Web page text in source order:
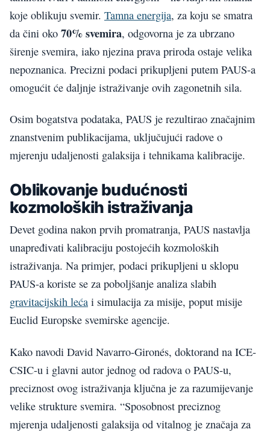
koje oblikuju svemir. Tamna energija, za koju se smatra
da čini oko 70% svemira, odgovorna je za ubrzano
širenje svemira, iako njezina prava priroda ostaje velika
nepoznanica. Precizni podaci prikupljeni putem PAUS-a
omogućit će daljnje istraživanje ovih zagonetnih sila.
Osim bogatstva podataka, PAUS je rezultirao značajnim
znanstvenim publikacijama, uključujući radove o
mjerenju udaljenosti galaksija i tehnikama kalibracije.
Oblikovanje budućnosti
kozmoloških istraživanja
Devet godina nakon prvih promatranja, PAUS nastavlja
unapređivati kalibraciju postojećih kozmoloških
istraživanja. Na primjer, podaci prikupljeni u sklopu
PAUS-a koriste se za poboljšanje analiza slabih
gravitacijskih leća i simulacija za misije, poput misije
Euclid Europske svemirske agencije.
Kako navodi David Navarro-Gironés, doktorand na ICE-
CSIC-u i glavni autor jednog od radova o PAUS-u,
preciznost ovog istraživanja ključna je za razumijevanje
velike strukture svemira. “Sposobnost preciznog
mjerenja udaljenosti galaksija od vitalnog je značaja za